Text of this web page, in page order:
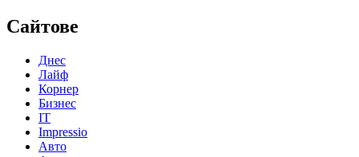
Сайтове
Днес
Лайф
Корнер
Бизнес
IT
Impressio
Авто